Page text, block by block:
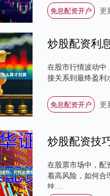
免息配资开户 更
炒股配资利
在股市行情波动中
接关系到最终盈利
免息配资开户 更
炒股配资技
在股票市场中，配
着高风险，如何合
技....